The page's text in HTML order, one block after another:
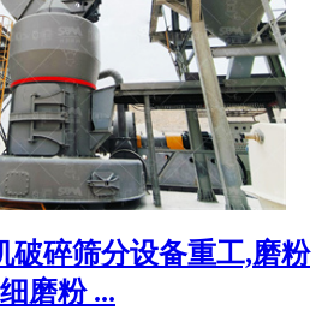
破碎筛分设备重工,磨粉
磨粉 ...